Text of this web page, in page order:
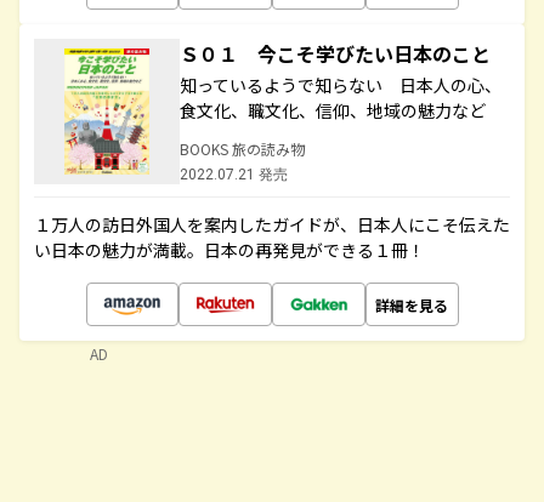
Ｓ０１ 今こそ学びたい日本のこと
知っているようで知らない 日本人の心、
食文化、職文化、信仰、地域の魅力など
BOOKS 旅の読み物
2022.07.21 発売
１万人の訪日外国人を案内したガイドが、日本人にこそ伝えた
い日本の魅力が満載。日本の再発見ができる１冊！
詳細を見る
AD